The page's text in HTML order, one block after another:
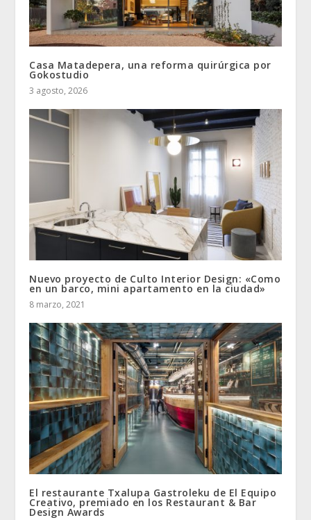
Casa Matadepera, una reforma quirúrgica por
Gokostudio
3 agosto, 2026
Nuevo proyecto de Culto Interior Design: «Como
en un barco, mini apartamento en la ciudad»
8 marzo, 2021
El restaurante Txalupa Gastroleku de El Equipo
Creativo, premiado en los Restaurant & Bar
Design Awards